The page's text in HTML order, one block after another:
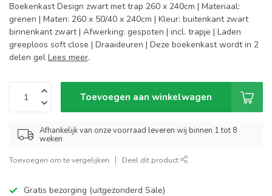
Boekenkast Design zwart met trap 260 x 240cm | Materiaal:
grenen | Maten: 260 x 50/40 x 240cm | Kleur: buitenkant zwart
binnenkant zwart | Afwerking: gespoten | incl. trapje | Laden
greeploos soft close | Draaideuren | Deze boekenkast wordt in 2
delen gel Lees meer.
Toevoegen aan winkelwagen
Afhankelijk van onze voorraad leveren wij binnen 1 tot 8
weken
Toevoegen om te vergelijken Deel dit product
Gratis bezorging (uitgezonderd Sale)